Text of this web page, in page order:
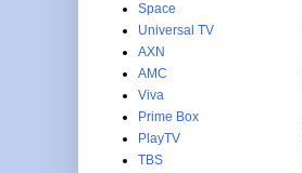
Space
Universal TV
AXN
AMC
Viva
Prime Box
PlayTV
TBS